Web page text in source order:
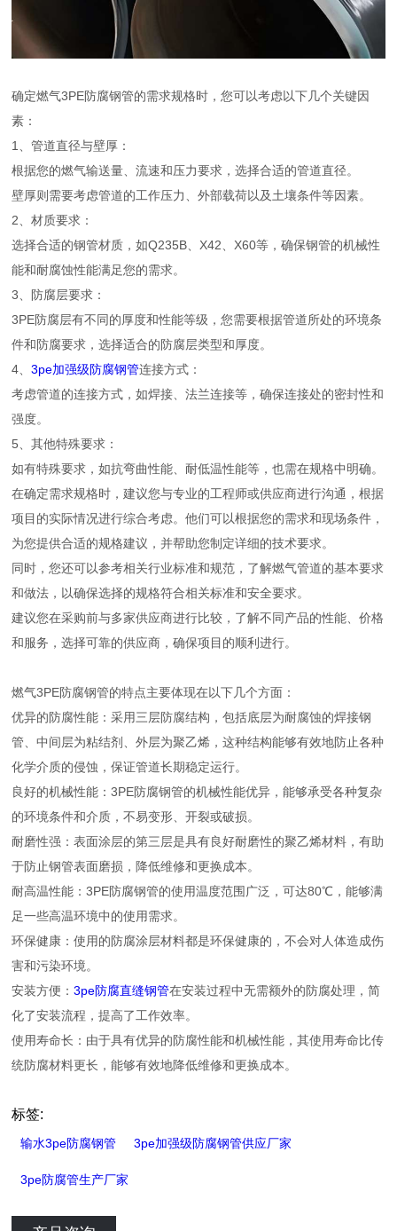
确定燃气3PE防腐钢管的需求规格时，您可以考虑以下几个关键因
素：
1、管道直径与壁厚：
根据您的燃气输送量、流速和压力要求，选择合适的管道直径。
壁厚则需要考虑管道的工作压力、外部载荷以及土壤条件等因素。
2、材质要求：
选择合适的钢管材质，如Q235B、X42、X60等，确保钢管的机械性
能和耐腐蚀性能满足您的需求。
3、防腐层要求：
3PE防腐层有不同的厚度和性能等级，您需要根据管道所处的环境条
件和防腐要求，选择适合的防腐层类型和厚度。
4、3pe加强级防腐钢管连接方式：
考虑管道的连接方式，如焊接、法兰连接等，确保连接处的密封性和
强度。
5、其他特殊要求：
如有特殊要求，如抗弯曲性能、耐低温性能等，也需在规格中明确。
在确定需求规格时，建议您与专业的工程师或供应商进行沟通，根据
项目的实际情况进行综合考虑。他们可以根据您的需求和现场条件，
为您提供合适的规格建议，并帮助您制定详细的技术要求。
同时，您还可以参考相关行业标准和规范，了解燃气管道的基本要求
和做法，以确保选择的规格符合相关标准和安全要求。
建议您在采购前与多家供应商进行比较，了解不同产品的性能、价格
和服务，选择可靠的供应商，确保项目的顺利进行。
燃气3PE防腐钢管的特点主要体现在以下几个方面：
优异的防腐性能：采用三层防腐结构，包括底层为耐腐蚀的焊接钢
管、中间层为粘结剂、外层为聚乙烯，这种结构能够有效地防止各种
化学介质的侵蚀，保证管道长期稳定运行。
良好的机械性能：3PE防腐钢管的机械性能优异，能够承受各种复杂
的环境条件和介质，不易变形、开裂或破损。
耐磨性强：表面涂层的第三层是具有良好耐磨性的聚乙烯材料，有助
于防止钢管表面磨损，降低维修和更换成本。
耐高温性能：3PE防腐钢管的使用温度范围广泛，可达80℃，能够满
足一些高温环境中的使用需求。
环保健康：使用的防腐涂层材料都是环保健康的，不会对人体造成伤
害和污染环境。
安装方便：3pe防腐直缝钢管在安装过程中无需额外的防腐处理，简
化了安装流程，提高了工作效率。
使用寿命长：由于具有优异的防腐性能和机械性能，其使用寿命比传
统防腐材料更长，能够有效地降低维修和更换成本。
标签:
输水3pe防腐钢管 3pe加强级防腐钢管供应厂家
3pe防腐管生产厂家